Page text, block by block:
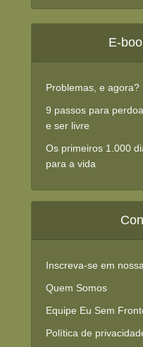
E-
Problemas, e agora?
9 passos para
e ser livre
Os primeiros 1.000
para a vida
Inscreva-se em
Quem Somos
Equipe Eu Sem
Política de